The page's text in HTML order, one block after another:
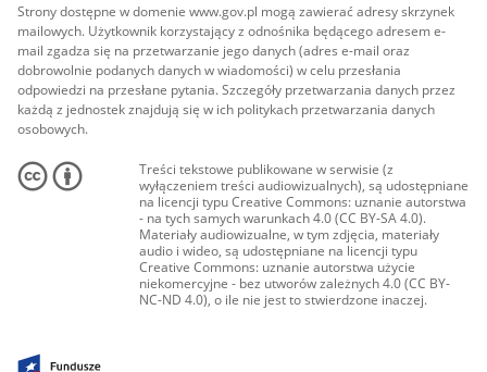
Strony dostępne w domenie www.gov.pl mogą zawierać adresy skrzynek
mailowych. Użytkownik korzystający z odnośnika będącego adresem e-
mail zgadza się na przetwarzanie jego danych (adres e-mail oraz
dobrowolnie podanych danych w wiadomości) w celu przesłania
odpowiedzi na przesłane pytania. Szczegóły przetwarzania danych przez
każdą z jednostek znajdują się w ich politykach przetwarzania danych
osobowych.
Treści tekstowe publikowane w serwisie (z
wyłączeniem treści audiowizualnych), są udostępniane
na licencji typu Creative Commons: uznanie autorstwa
- na tych samych warunkach 4.0 (CC BY-SA 4.0).
Materiały audiowizualne, w tym zdjęcia, materiały
audio i wideo, są udostępniane na licencji typu
Creative Commons: uznanie autorstwa użycie
niekomercyjne - bez utworów zależnych 4.0 (CC BY-
NC-ND 4.0), o ile nie jest to stwierdzone inaczej.